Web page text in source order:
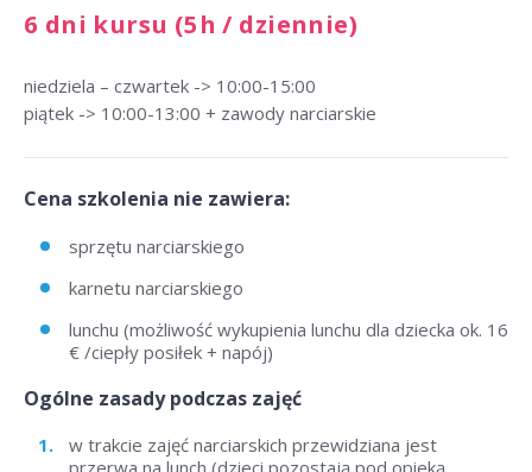
6 dni kursu (5h / dziennie)
niedziela – czwartek -> 10:00-15:00
piątek -> 10:00-13:00 + zawody narciarskie
Cena szkolenia nie zawiera:
sprzętu narciarskiego
karnetu narciarskiego
lunchu (możliwość wykupienia lunchu dla dziecka ok. 16
€ /ciepły posiłek + napój)
Ogólne zasady podczas zajęć
w trakcie zajęć narciarskich przewidziana jest